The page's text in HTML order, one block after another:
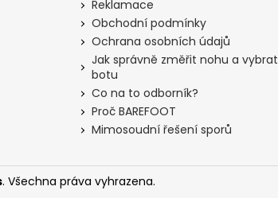
Reklamace
Obchodní podmínky
Ochrana osobních údajů
Jak správně změřit nohu a vybrat
botu
Co na to odborník?
Proč BAREFOOT
Mimosoudní řešení sporů
. Všechna práva vyhrazena.